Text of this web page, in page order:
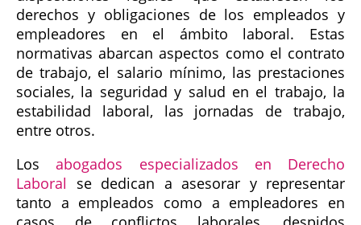
derechos y obligaciones de los empleados y
empleadores en el ámbito laboral. Estas
normativas abarcan aspectos como el contrato
de trabajo, el salario mínimo, las prestaciones
sociales, la seguridad y salud en el trabajo, la
estabilidad laboral, las jornadas de trabajo,
entre otros.
Losabogados especializados en Derecho
Laboral se dedican a asesorar y representar
tanto a empleados como a empleadores en